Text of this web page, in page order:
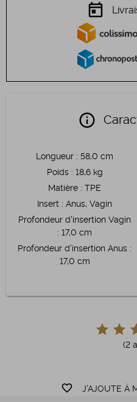
today
(2
favorite_border J'AJOUTE À
info
Longueur : 58,0 cm
Poids: 18,6 kg
Matière :
TPE
Insert :
Anus, Vagin
Profondeur d'insertion Vagin
: 17,0 cm
Profondeur d'insertion Anus :
17,0 cm